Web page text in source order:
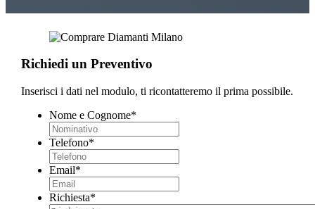
Richiedi un Preventivo
Inserisci i dati nel modulo, ti ricontatteremo il prima possibile.
Nome e Cognome*
Telefono*
Email*
Richiesta*